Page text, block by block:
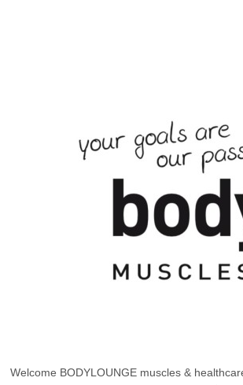
Welcome BODYLOUNGE muscles &